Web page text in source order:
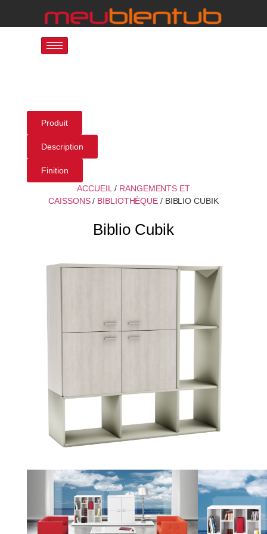
Produit
Description
Finition
ACCUEIL / RANGEMENTS ET
CAISSONS/ BIBLIOTHÈQUE / BIBLIO CUBIK
Biblio Cubik